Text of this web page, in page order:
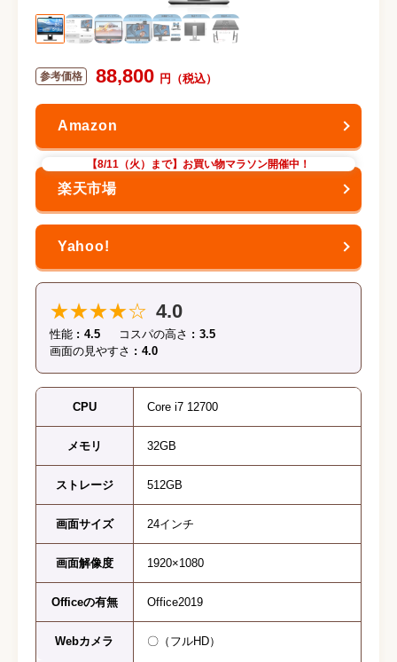
88,800
【8/11（火）まで】お買い物マラソン開催中！
★★★★☆ 4.0
性能 4.5 コスパの高さ
3.5
画面の見やすさ
4.0
CPU Core i7 12700
メモリ 32GB
ストレージ 512GB
画面サイズ 24インチ
画面解像度 1920×1080
Officeの有無 Office2019
Webカメラ 〇（フルHD）